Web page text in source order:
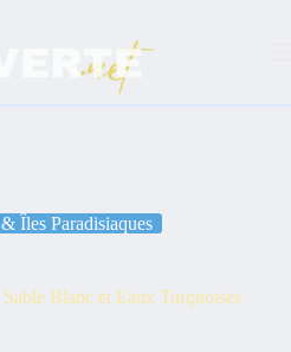
Îles Paradisiaques
Blanc et Eaux Turquoises